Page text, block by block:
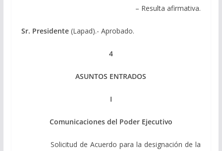
– Resulta afirmativa.
Sr. Presidente(Lapad).- Aprobado.
4
ASUNTOS ENTRADOS
I
Comunicaciones del Poder Ejecutivo
Solicitud de Acuerdo para la designación de la